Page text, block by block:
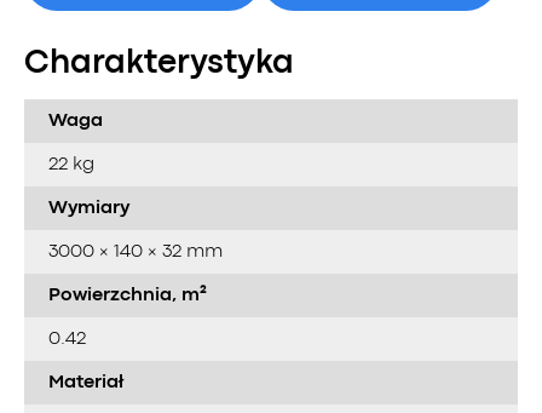
Charakterystyka
Waga
22 kg
Wymiary
3000 × 140 × 32 mm
Powierzchnia, m²
0.42
Materiał